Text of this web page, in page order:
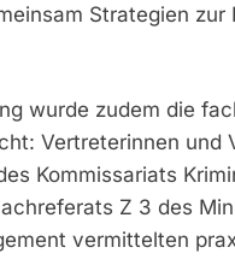
Strategien
wurde zudem die
Vertreterinnen und
Kommissariats
Z 3 des
vermittelten